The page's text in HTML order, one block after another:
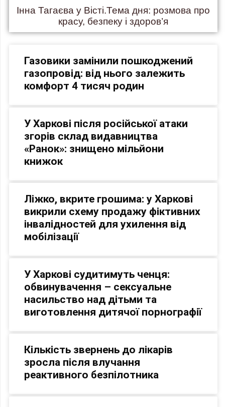
Інна Тагаєва у Вісті.Тема дня: розмова про
красу, безпеку і здоров’я
Газовики замінили пошкоджений
газопровід: від нього залежить
комфорт 4 тисяч родин
У Харкові після російської атаки
згорів склад видавництва
«Ранок»: знищено мільйони
книжок
Ліжко, вкрите грошима: у Харкові
викрили схему продажу фіктивних
інвалідностей для ухилення від
мобілізації
У Харкові судитимуть ченця:
обвинувачення – сексуальне
насильство над дітьми та
виготовлення дитячої порнографії
Кількість звернень до лікарів
зросла після влучання
реактивного безпілотника